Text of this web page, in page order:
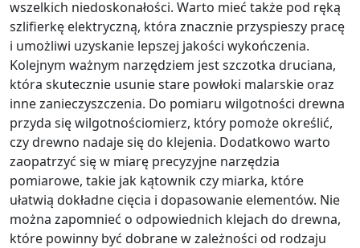
wszelkich niedoskonałości. Warto mieć także pod ręką
szlifierkę elektryczną, która znacznie przyspieszy pracę
i umożliwi uzyskanie lepszej jakości wykończenia.
Kolejnym ważnym narzędziem jest szczotka druciana,
która skutecznie usunie stare powłoki malarskie oraz
inne zanieczyszczenia. Do pomiaru wilgotności drewna
przyda się wilgotnościomierz, który pomoże określić,
czy drewno nadaje się do klejenia. Dodatkowo warto
zaopatrzyć się w miarę precyzyjne narzędzia
pomiarowe, takie jak kątownik czy miarka, które
ułatwią dokładne cięcia i dopasowanie elementów. Nie
można zapomnieć o odpowiednich klejach do drewna,
które powinny być dobrane w zależności od rodzaju